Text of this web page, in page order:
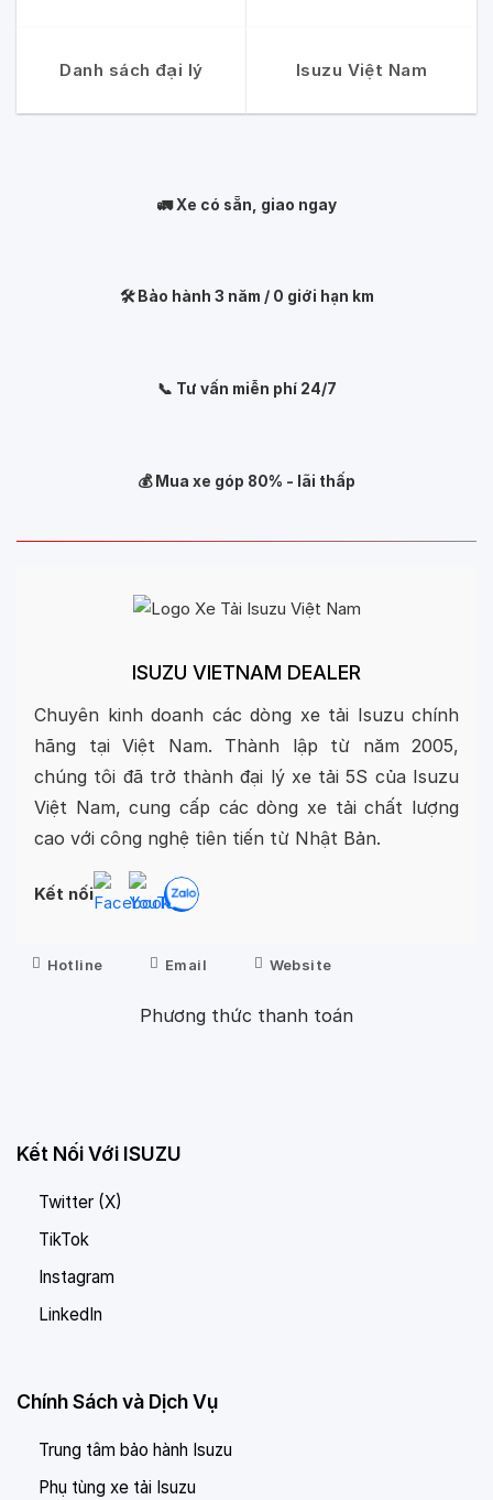
Danh sách đại lý Isuzu Việt Nam
🚛 Xe có sẵn, giao ngay
🛠️ Bảo hành 3 năm / 0 giới hạn km
📞 Tư vấn miễn phí 24/7
💰 Mua xe góp 80% - lãi thấp
ISUZU VIETNAM DEALER
Chuyên kinh doanh các dòng xe tải Isuzu chính
hãng tại Việt Nam. Thành lập từ năm 2005,
chúng tôi đã trở thành đại lý xe tải 5S của Isuzu
Việt Nam, cung cấp các dòng xe tải chất lượng
cao với công nghệ tiên tiến từ Nhật Bản.
Kết nối
Hotline Email Website
Phương thức thanh toán
Kết Nối Với ISUZU
Twitter (X)
TikTok
Instagram
LinkedIn
Chính Sách và Dịch Vụ
Trung tâm bảo hành Isuzu
Phụ tùng xe tải Isuzu